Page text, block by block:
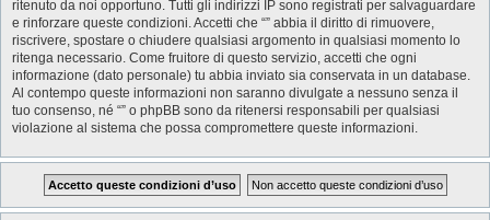
ritenuto da noi opportuno. Tutti gli indirizzi IP sono registrati per salvaguardare
e rinforzare queste condizioni. Accetti che “” abbia il diritto di rimuovere,
riscrivere, spostare o chiudere qualsiasi argomento in qualsiasi momento lo
ritenga necessario. Come fruitore di questo servizio, accetti che ogni
informazione (dato personale) tu abbia inviato sia conservata in un database.
Al contempo queste informazioni non saranno divulgate a nessuno senza il
tuo consenso, né “” o phpBB sono da ritenersi responsabili per qualsiasi
violazione al sistema che possa compromettere queste informazioni.